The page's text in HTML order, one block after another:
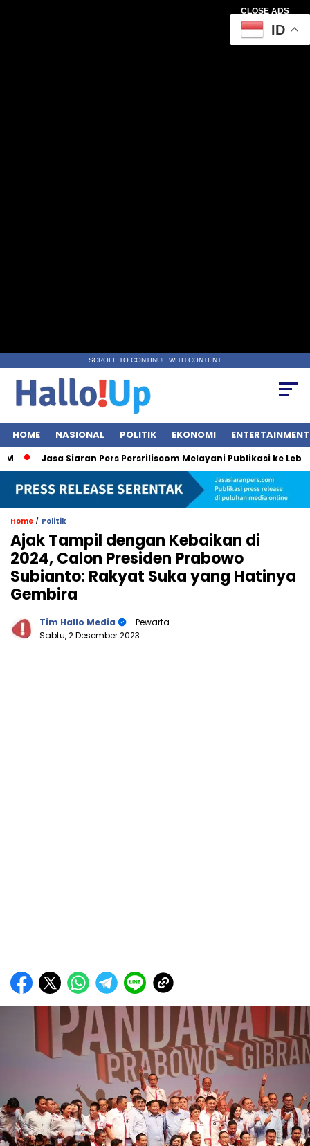
CLOSE ADS
SCROLL TO CONTINUE WITH CONTENT
HOME NASIONAL POLITIK EKONOMI ENTERTAINMENT
Jasa Siaran Pers Persriliscom Melayani Publikasi ke Lebih dari
Home / Politik
Ajak Tampil dengan Kebaikan di
2024, Calon Presiden Prabowo
Subianto: Rakyat Suka yang Hatinya
Gembira
Tim Hallo Media
- Pewarta
Sabtu, 2 Desember 2023
ID